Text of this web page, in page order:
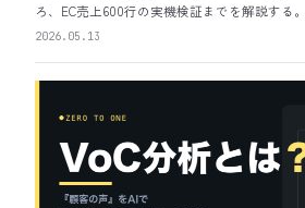
ろ、EC売上600行の実機検証までを解説する。
2026.05.13